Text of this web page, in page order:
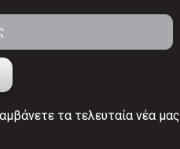
τα τελευταία νέα μας